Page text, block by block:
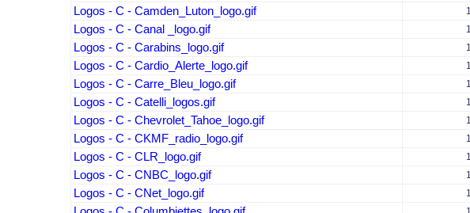
Logos - C - Camden_Luton_logo.gif
Logos - C - Canal _logo.gif
Logos - C - Carabins_logo.gif
Logos - C - Cardio_Alerte_logo.gif
Logos - C - Carre_Bleu_logo.gif
Logos - C - Catelli_logos.gif
Logos - C - Chevrolet_Tahoe_logo.gif
Logos - C - CKMF_radio_logo.gif
Logos - C - CLR_logo.gif
Logos - C - CNBC_logo.gif
Logos - C - CNet_logo.gif